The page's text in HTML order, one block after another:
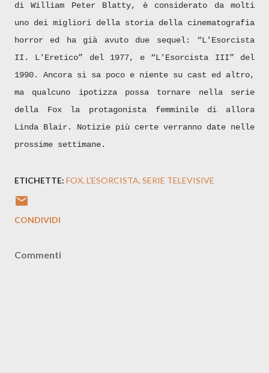
di William Peter Blatty, è considerato da molti
uno dei migliori della storia della cinematografia
horror ed ha già avuto due sequel: “L'Esorcista
II. L'Eretico” del 1977, e “L'Esorcista III” del
1990. Ancora si sa poco e niente su cast ed altro,
ma qualcuno ipotizza possa tornare nella serie
della Fox la protagonista femminile di allora
Linda Blair. Notizie più certe verranno date nelle
prossime settimane.
ETICHETTE: FOX L'ESORCISTA SERIE TELEVISIVE
CONDIVIDI
Commenti